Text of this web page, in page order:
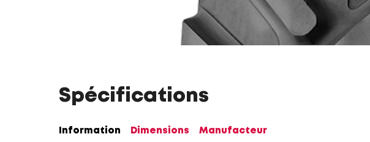
Spécifications
Information Dimensions Manufacteur